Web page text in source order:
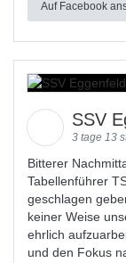
Auf Facebook
SSV
3 tage 13
Bitterer
Tabellenführer
geschlagen
keiner Weise
ehrlich
und den Fokus